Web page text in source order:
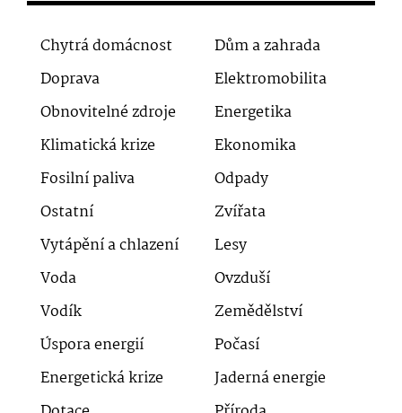
Chytrá domácnost
Dům a zahrada
Doprava
Elektromobilita
Obnovitelné zdroje
Energetika
Klimatická krize
Ekonomika
Fosilní paliva
Odpady
Ostatní
Zvířata
Vytápění a chlazení
Lesy
Voda
Ovzduší
Vodík
Zemědělství
Úspora energií
Počasí
Energetická krize
Jaderná energie